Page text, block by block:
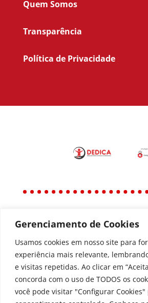
Gerenciamento de Cookies
Usamos cookies em nosso site para
experiência mais relevante,
e visitas repetidas. Ao clicar em
concorda com o uso de TODOS os
você pode visitar "Configurar
Quem Somos
Transparência
Política de Privacidade
Política
Política de
Política de
Todos os Direitos Reservados © |